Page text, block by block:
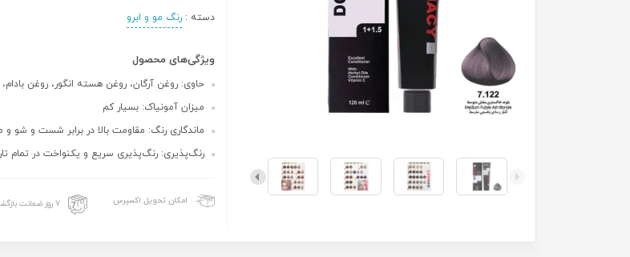
دسته :رنگ مو و ابرو
ویژگی‌های محصول
حاوی: روغن آرگان، روغن هسته انگور، روغن
میزان آمونیاک: بسیار کم
ماندگاری رنگ: مقاومت بالا در برابر شست و شو و
رنگ‌پذیری: رنگ‌پذیری سریع و یکنواخت در تمام
امکان تحویل اکسپرس ۷ روز ضمانت بازگشت